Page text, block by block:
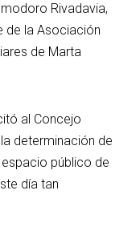
Rivadavia,
de la Asociación
de Marta
al Concejo
determinación de
público de
día tan